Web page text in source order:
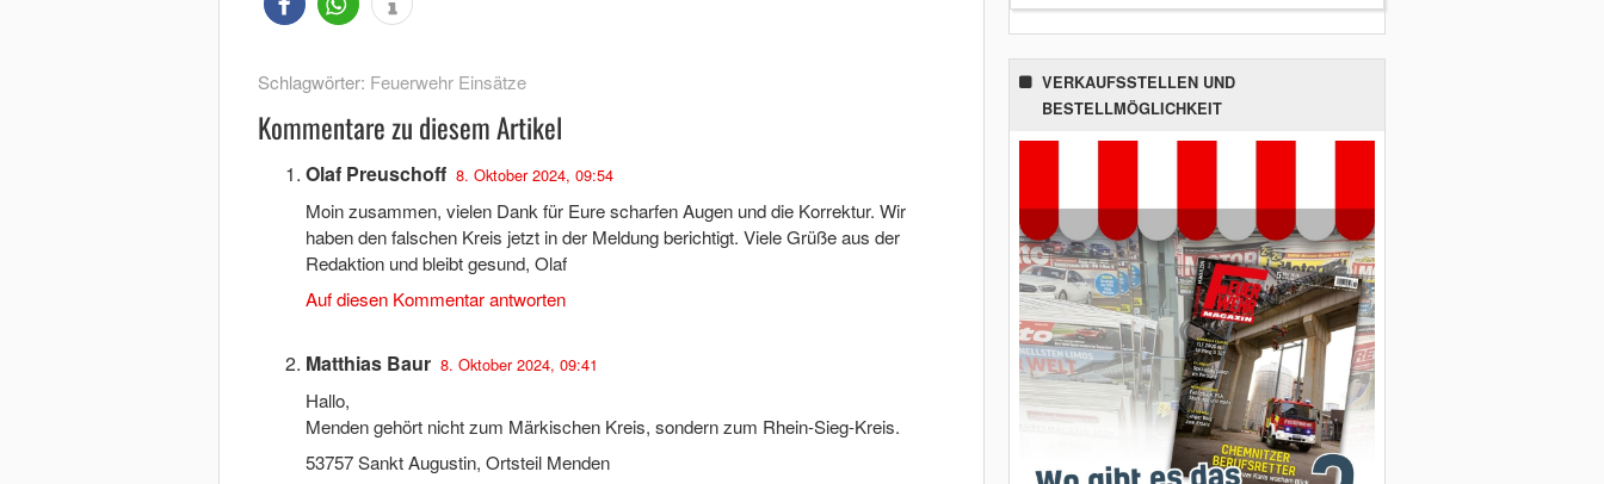
Schlagwörter: Feuerwehr Einsätze
Kommentare zu diesem Artikel
Olaf Preuschoff 8. Oktober 2024, 09:54
Moin zusammen, vielen Dank für Eure scharfen Augen und die Korrektur. Wir
haben den falschen Kreis jetzt in der Meldung berichtigt. Viele Grüße aus der
Redaktion und bleibt gesund, Olaf
Auf diesen Kommentar antworten
Matthias Baur 8. Oktober 2024, 09:41
Hallo,
Menden gehört nicht zum Märkischen Kreis, sondern zum Rhein-Sieg-Kreis.
53757 Sankt Augustin, Ortsteil Menden
VERKAUFSSTELLEN UND
BESTELLMÖGLICHKEIT